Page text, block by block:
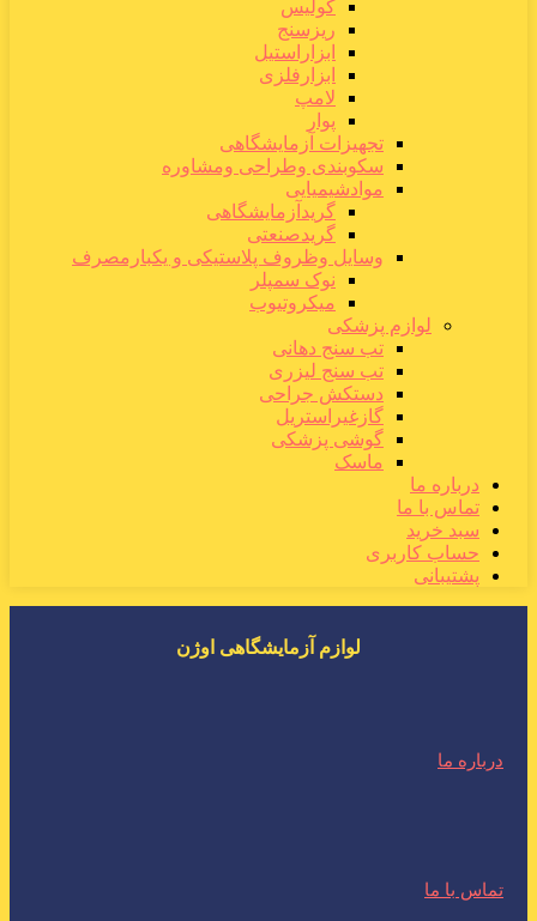
کولیس
ریزسنج
ابزاراستیل
ابزارفلزی
لامپ
پوار
تجهیزات آزمایشگاهی
سکوبندی وطراحی ومشاوره
موادشیمیایی
گریدآزمایشگاهی
گریدصنعتی
وسایل وظروف پلاستیکی و یکبارمصرف
نوک سمپلر
میکروتیوب
لوازم پزشکی
تب سنج دهانی
تب سنج لیزری
دستکش جراحی
گازغیراستریل
گوشی پزشکی
ماسک
درباره ما
تماس با ما
سبد خرید
حساب کاربری
پشتیبانی
لوازم آزمایشگاهی اوژن
درباره ما
تماس با ما